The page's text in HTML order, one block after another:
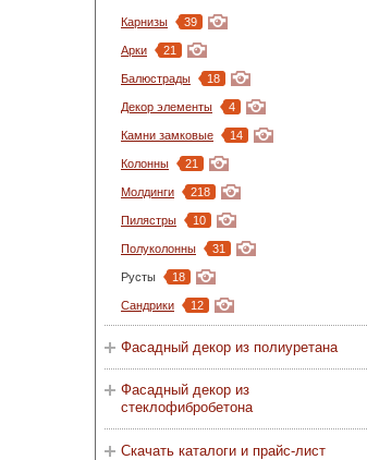
Карнизы 39
Арки 21
Балюстрады 18
Декор элементы 4
Камни замковые 14
Колонны 21
Молдинги 218
Пилястры 10
Полуколонны 31
Русты 18
Сандрики 12
Фасадный декор из полиуретана
Фасадный декор из
стеклофибробетона
Скачать каталоги и прайс-лист